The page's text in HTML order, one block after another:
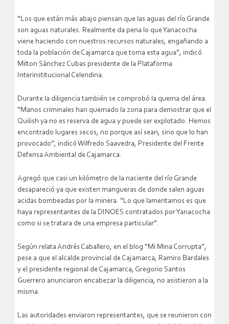
“Los que están más abajo piensan que las aguas del río Grande
son aguas naturales. Realmente da pena lo que Yanacocha
viene haciendo con nuestros recursos naturales, engañando a
toda la población de Cajamarca que toma esta agua”, indicó
Milton Sánchez Cubas presidente de la Plataforma
Interinstitucional Celendina.
Durante la diligencia también se comprobó la quema del área.
“Manos criminales han quemado la zona para demostrar que el
Quilish ya no es reserva de agua y puede ser explotado. Hemos
encontrado lugares secos, no porque así sean, sino que lo han
provocado”, indicó Wilfredo Saavedra, Presidente del Frente
Defensa Ambiental de Cajamarca.
Agregó que casi un kilómetro de la naciente del río Grande
desapareció ya que existen mangueras de donde salen aguas
acidas bombeadas por la minera. “Lo que lamentamos es que
haya representantes de la DINOES contratados por Yanacocha
como si se tratara de una empresa particular”.
Según relata Andrés Caballero, en el blog “Mi Mina Corrupta”,
pese a que el alcalde provincial de Cajamarca, Ramiro Bardales
y el presidente regional de Cajamarca, Gregorio Santos
Guerrero anunciaron encabezar la diligencia, no asistieron a la
misma.
Las autoridades enviaron representantes, que se reunieron con